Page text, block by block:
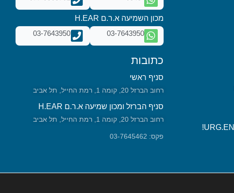
מכון השמיעה א.ר.ם H.EAR
03-7643950
03-7643950
כתובות
סניף ראשי
רחוב הברזל 20, קומה 1, רמת החייל, תל אביב
סניף הברזל ומכון שמיעה א.ר.ם H.EAR
רחוב הברזל 20, קומה 1, רמת החייל, תל אביב
פקס: 03-7645462